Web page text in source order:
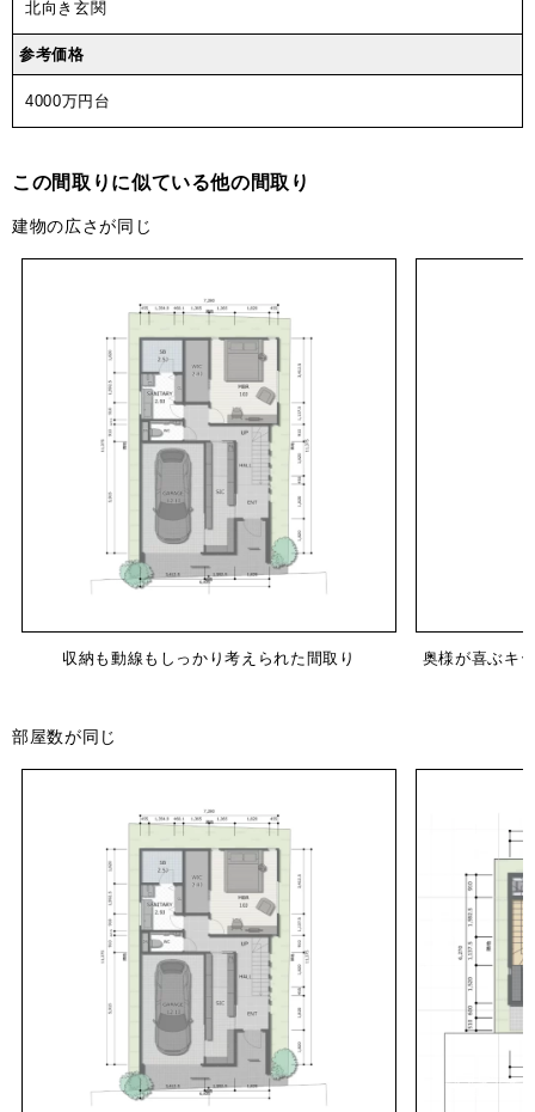
北向き玄関
参考価格
4000万円台
この間取りに似ている他の間取り
建物の広さが同じ
収納も動線もしっかり考えられた間取り 奥様が喜ぶキ
部屋数が同じ